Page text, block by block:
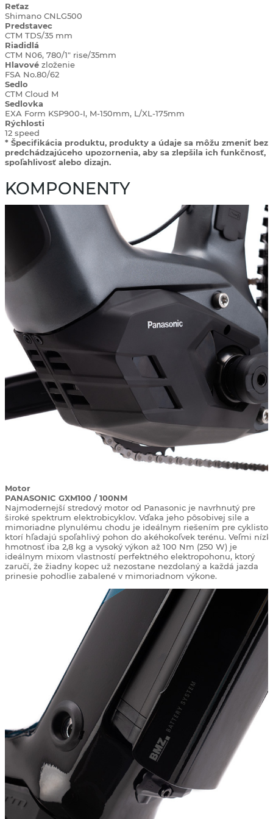
Reťaz
Shimano CNLG500
Predstavec
CTM TDS/35 mm
Riadidlá
CTM N06, 780/1" rise/35mm
Hlavové zloženie
FSA No.80/62
Sedlo
CTM Cloud M
Sedlovka
EXA Form KSP900-I, M-150mm, L/XL-175mm
Rýchlosti
12 speed
* Špecifikácia produktu, produkty a údaje sa môžu zmeniť bez
predchádzajúceho upozornenia, aby sa zlepšila ich funkčnosť,
spoľahlivosť alebo dizajn.
KOMPONENTY
Motor
PANASONIC GXM100 / 100NM
Najmodernejší stredový motor od Panasonic je navrhnutý pre
široké spektrum elektrobicyklov. Vďaka jeho pôsobivej sile a
mimoriadne plynulému chodu je ideálnym riešením pre
ktorí hľadajú spoľahlivý pohon do akéhokoľvek terénu. Veľmi
hmotnosť iba 2,8 kg a vysoký výkon až 100 Nm (250 W) je
ideálnym mixom vlastností perfektného elektropohonu, ktorý
zaručí, že žiadny kopec už nezostane nezdolaný a každá jazda
prinesie pohodlie zabalené v mimoriadnom výkone.